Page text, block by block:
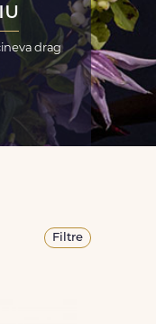
drag
Filtre